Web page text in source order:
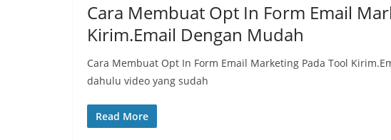
Cara Membuat Opt In Form Email
Kirim.Email Dengan Mudah
Cara Membuat Opt In Form Email Marketing Pada Tool
dahulu video yang sudah
Read More